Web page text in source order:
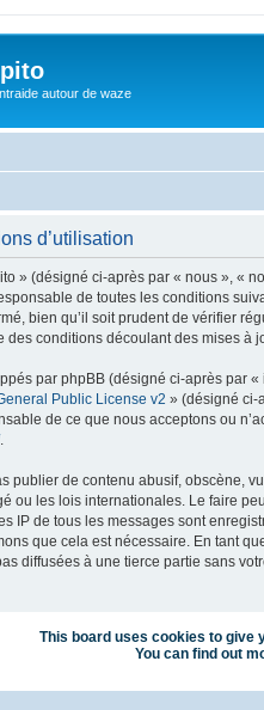
autour de waze
d’utilisation
» (désigné ci-après par « nous », «
de toutes les conditions
bien qu’il soit prudent de vérifier
conditions découlant des mises à
par phpBB (désigné ci-après par
Public License v2 » (désigné ci-
de ce que nous acceptons ou
.
publier de contenu abusif, obscène,
ou les lois internationales. Le faire
IP de tous les messages sont
que cela est nécessaire. En tant
diffusées à une tierce partie sans
This board uses cookies to give
You can find out